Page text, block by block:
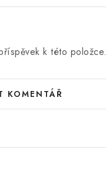
k této položce.
KOMENTÁŘ